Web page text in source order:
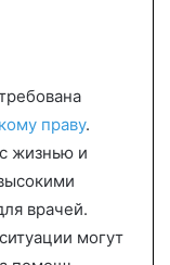
праву.
жизнью и
врачей.
могут